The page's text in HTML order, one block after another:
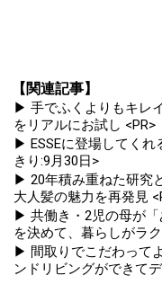
【関連記事】
▶ 手でふくよりもキレ
をリアルにお試し <PR>
▶ ESSEに登場してくれ
きり:9月30日>
▶ 20年積み重ねた研究
大人髪の魅力を再発見
▶ 共働き・2児の母が「
を決めて、暮らしがラ
▶ 間取りでこだわって
ンドリビングができて